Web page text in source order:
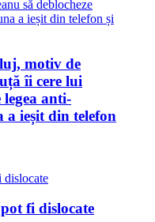
motiv de
îi cere lui
legea anti-
ieșit din telefon
fi dislocate